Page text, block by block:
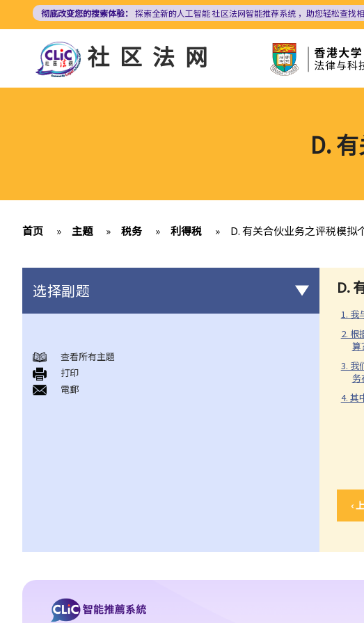
内
彻底改变您的搜索体验： 探索全新的人工智能社区法网智能推荐系统 ，助您轻松查找
社区法网
D.
首页 » 主题 » 税务 » 利得税 » D. 有关合伙业务之评税模拟
D.
1. 我
2. 根
算
3. 我
务
4. 其
‹
选择副题
A. 受雇工作的地点
B. 计算薪俸税的初步指引
哪部分填报？
2. 我从自己经营的业务支取薪金，我应如在个别人士报税表内申报
此项收入？
查看所有主題
打印
電郵